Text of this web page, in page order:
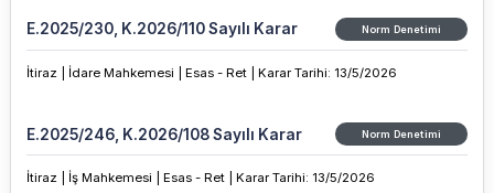
E.2025/230, K.2026/110 Sayılı Karar Norm Denetimi
İtiraz | İdare Mahkemesi | Esas - Ret | Karar Tarihi: 13/5/2026
E.2025/246, K.2026/108 Sayılı Karar Norm Denetimi
İtiraz | İş Mahkemesi | Esas - Ret | Karar Tarihi: 13/5/2026